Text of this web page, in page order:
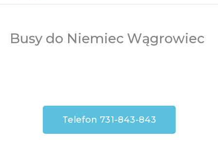
Busy do Niemiec Wągrowiec
Telefon 731-843-843